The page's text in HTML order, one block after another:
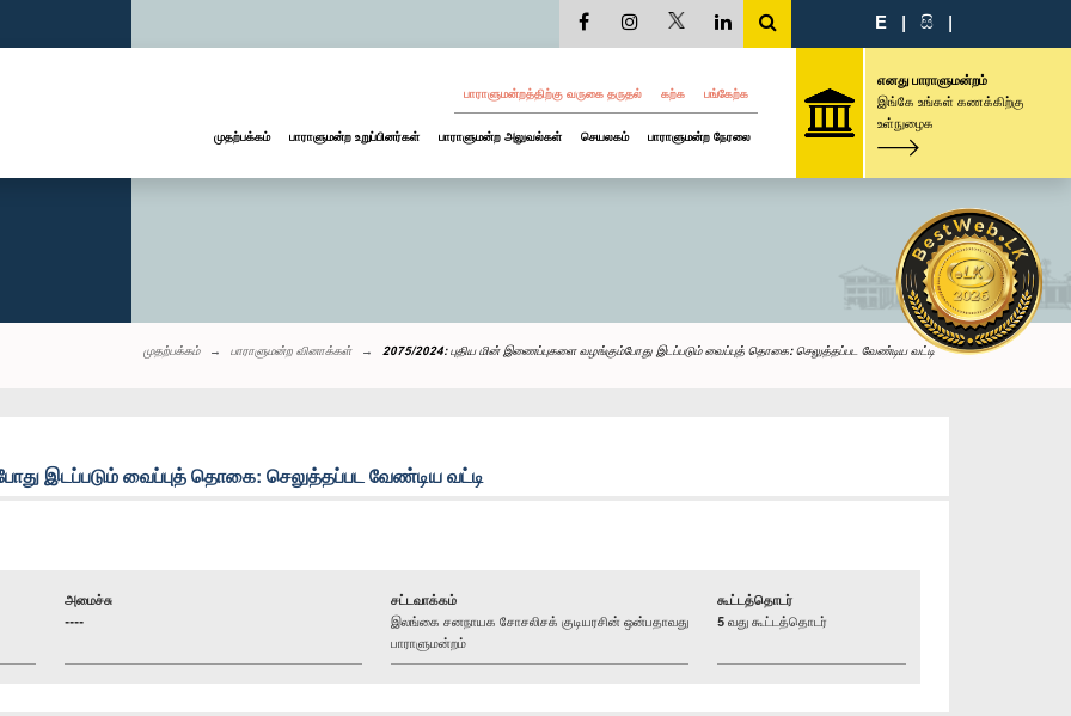
E | සි |
பாராளுமன்றத்திற்கு வருகை தருதல் கற்க பங்கேற்க
முதற்பக்கம் பாராளுமன்ற உறுப்பினர்கள் பாராளுமன்ற அலுவல்கள் செயலகம் பாராளுமன்ற நேரலை
எனது பாராளுமன்றம்
இங்கே உங்கள் கணக்கிற்கு
உள்நுழைக
முதற்பக்கம் பாராளுமன்ற வினாக்கள் 2075/2024: புதிய மின் இணைப்புகளை வழங்கும்போது இடப்படும் வைப்புத் தொகை: செலுத்தப்பட வேண்டிய வட்டி
இடப்படும் வைப்புத் தொகை: செலுத்தப்பட வேண்டிய வட்டி
அமைச்சு
----
சட்டவாக்கம்
இலங்கை சனநாயக சோசலிசக் குடியரசின் ஒன்பதாவது
பாராளுமன்றம்
கூட்டத்தொடர்
5 வது கூட்டத்தொடர்